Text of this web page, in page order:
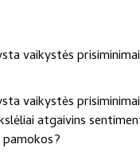
vaikystės
vaikystės
atgaivins